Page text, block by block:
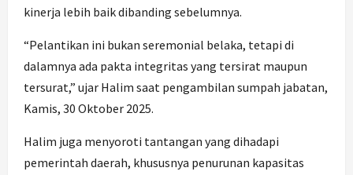
kinerja lebih baik dibanding sebelumnya.
“Pelantikan ini bukan seremonial belaka, tetapi di
dalamnya ada pakta integritas yang tersirat maupun
tersurat,” ujar Halim saat pengambilan sumpah jabatan,
Kamis, 30 Oktober 2025.
Halim juga menyoroti tantangan yang dihadapi
pemerintah daerah, khususnya penurunan kapasitas